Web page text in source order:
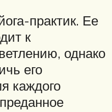
практик. Ее
к
однако
его
каждого